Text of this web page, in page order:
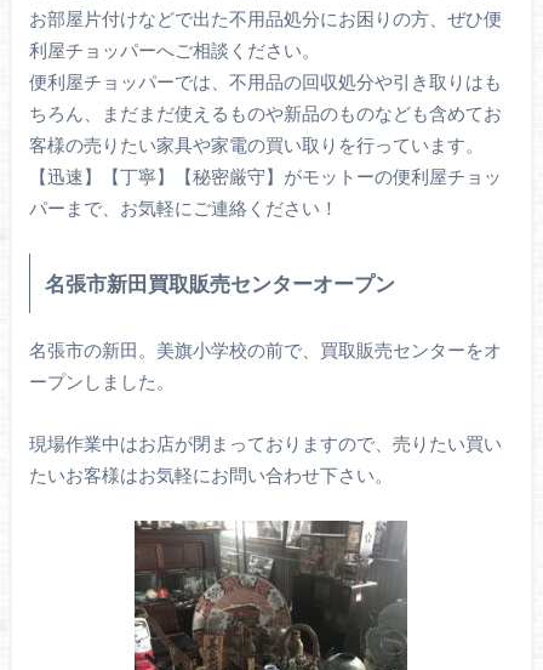
お部屋片付けなどで出た不用品処分にお困りの方、ぜひ便
利屋チョッパーへご相談ください。
便利屋チョッパーでは、不用品の回収処分や引き取りはも
ちろん、まだまだ使えるものや新品のものなども含めてお
客様の売りたい家具や家電の買い取りを行っています。
【迅速】【丁寧】【秘密厳守】がモットーの便利屋チョッ
パーまで、お気軽にご連絡ください！
名張市新田買取販売センターオープン
名張市の新田。美旗小学校の前で、買取販売センターをオ
ープンしました。
現場作業中はお店が閉まっておりますので、売りたい買い
たいお客様はお気軽にお問い合わせ下さい。